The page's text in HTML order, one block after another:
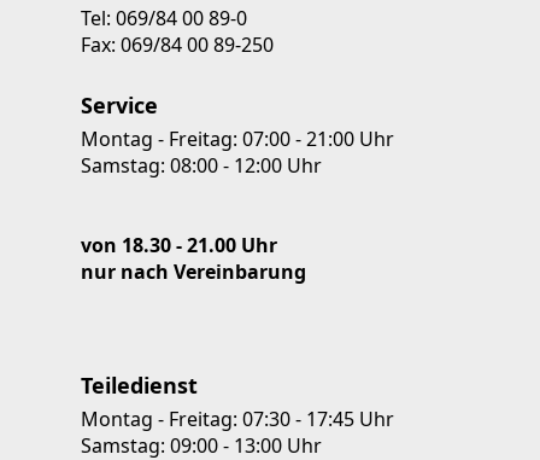
Tel: 069/84 00 89-0
Fax: 069/84 00 89-250
Service
Montag - Freitag: 07:00 - 21:00 Uhr
Samstag: 08:00 - 12:00 Uhr
von 18.30 - 21.00 Uhr
nur nach Vereinbarung
Teiledienst
Montag - Freitag: 07:30 - 17:45 Uhr
Samstag: 09:00 - 13:00 Uhr